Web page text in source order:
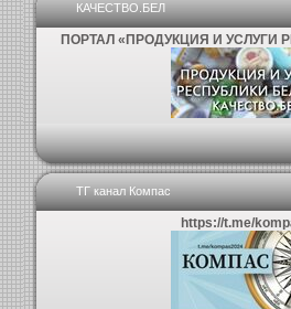
КАЧЕСТВО.БЕЛ
ПОРТАЛ «ПРОДУКЦИЯ И УСЛУГИ
ТГ канал Компас
https://t.me/